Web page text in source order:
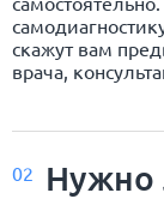
скажут вам
врача,
02 Нужно